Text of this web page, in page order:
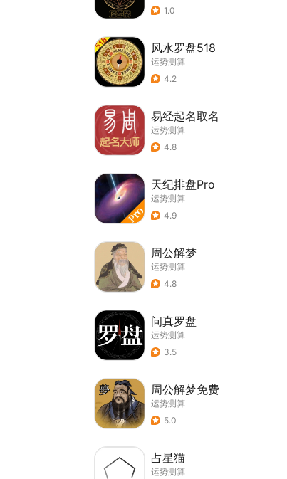
1.0
风水罗盘518
运势测算
4.2
易经起名取名
运势测算
4.8
天纪排盘Pro
运势测算
4.9
周公解梦
运势测算
4.8
问真罗盘
运势测算
3.5
周公解梦免费
运势测算
5.0
占星猫
运势测算